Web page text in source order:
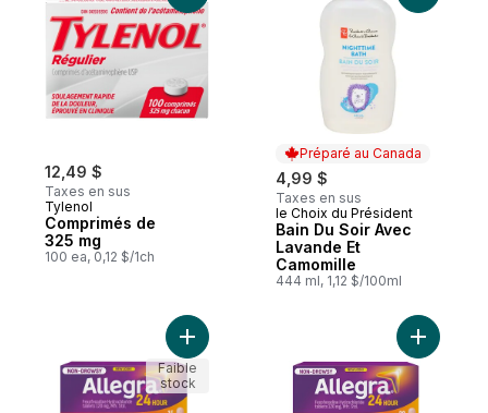
12,49 $
Taxes en sus
Tylenol
Comprimés de
325 mg
100 ea, 0,12 $/1ch
Préparé au Canada
4,99 $
Taxes en sus
Préparé au Canada
le Choix du Président
Bain Du Soir Avec
Lavande Et
Camomille
444 ml, 1,12 $/100ml
Ajouter 24 heures, médicament contre
Faible
stock
Ajouter